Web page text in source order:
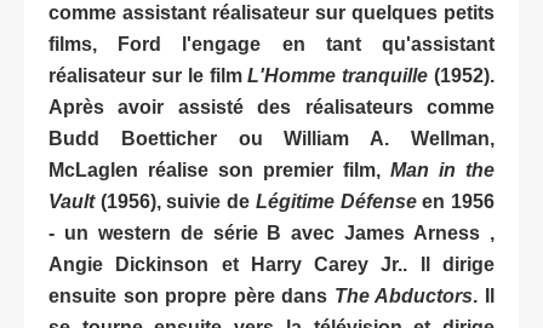
comme assistant réalisateur sur quelques petits
films, Ford l'engage en tant qu'assistant
réalisateur sur le filmL'Homme tranquille (1952).
Après avoir assisté des réalisateurs comme
Budd Boetticher ou William A. Wellman,
McLaglen réalise son premier film, Man in the
Vault(1956), suivie de Légitime Défenseen 1956
- un western de série B avec James Arness ,
Angie Dickinson et Harry Carey Jr.. Il dirige
ensuite son propre père dans The Abductors. Il